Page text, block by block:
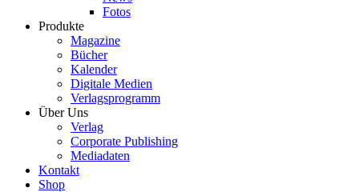
Fotos
Produkte
Magazine
Bücher
Kalender
Digitale Medien
Verlagsprogramm
Über Uns
Verlag
Corporate Publishing
Mediadaten
Kontakt
Shop